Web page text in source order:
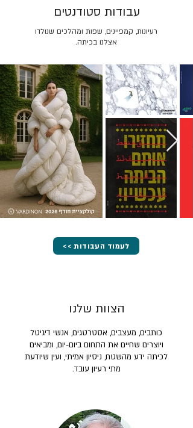
רעיונות, קמפיינים, שפות ומהלכים שנולדו
אצלנו בכיתה.
עבודות סטודנטים
<< לעמוד העבודות
הצוות שלנו
כותבים, מעצבים, אסטרטגים, אנשי דיגיטל
ויוצרים שחיים את התחום ביום-יום, ומביאים
לכיתה ידע מהשטח, ניסיון אמיתי, ועין שיודעת
מתי רעיון עובד.